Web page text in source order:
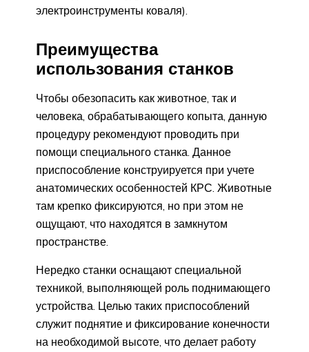
электроинструменты коваля).
Преимущества
использования станков
Чтобы обезопасить как животное, так и
человека, обрабатывающего копыта, данную
процедуру рекомендуют проводить при
помощи специального станка. Данное
приспособление конструируется при учете
анатомических особенностей КРС. Животные
там крепко фиксируются, но при этом не
ощущают, что находятся в замкнутом
пространстве.
Нередко станки оснащают специальной
техникой, выполняющей роль поднимающего
устройства. Целью таких приспособлений
служит поднятие и фиксирование конечности
на необходимой высоте, что делает работу